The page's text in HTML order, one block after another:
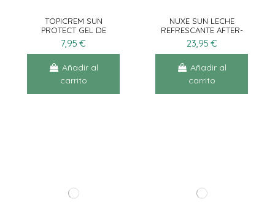
TOPICREM SUN
PROTECT GEL DE
DUCHA 200ML
7,95 €
Añadir al
carrito
NUXE SUN LECHE
REFRESCANTE AFTER-
SUN 400ML
23,95 €
Añadir al
carrito